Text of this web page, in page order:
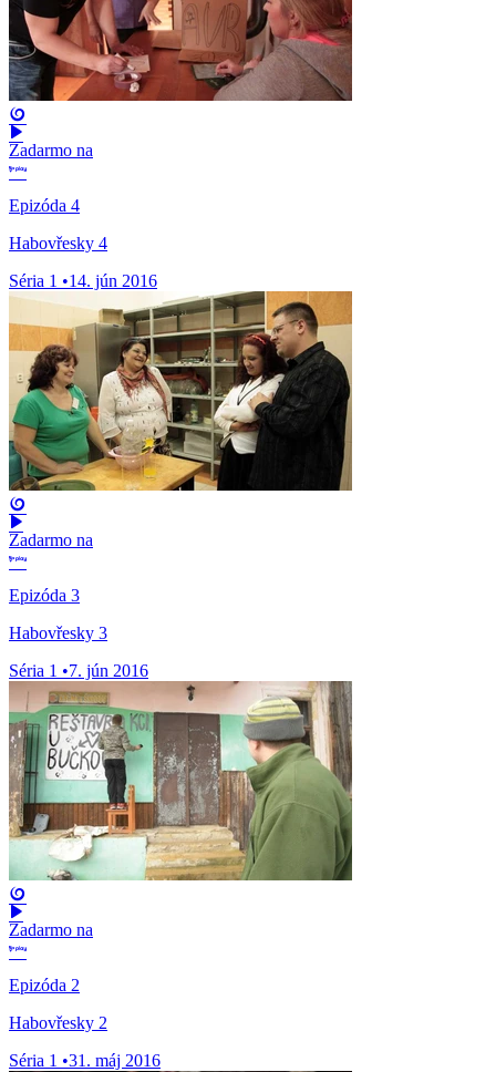
Zadarmo na
Epizóda 4
Habovřesky 4
Séria 1 •14. jún 2016
Zadarmo na
Epizóda 3
Habovřesky 3
Séria 1 •7. jún 2016
Zadarmo na
Epizóda 2
Habovřesky 2
Séria 1 •31. máj 2016